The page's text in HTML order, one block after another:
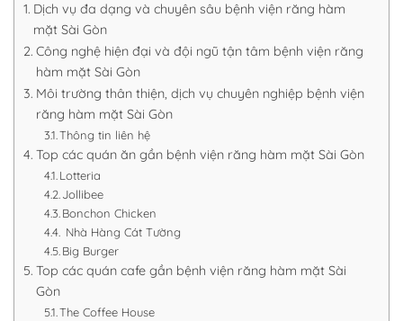
Dịch vụ đa dạng và chuyên sâu bệnh viện răng hàm
mặt Sài Gòn
Công nghệ hiện đại và đội ngũ tận tâm bệnh viện răng
hàm mặt Sài Gòn
Môi trường thân thiện, dịch vụ chuyên nghiệp bệnh viện
răng hàm mặt Sài Gòn
Thông tin liên hệ
Top các quán ăn gần bệnh viện răng hàm mặt Sài Gòn
Lotteria
Jollibee
Bonchon Chicken
Nhà Hàng Cát Tường
Big Burger
Top các quán cafe gần bệnh viện răng hàm mặt Sài
Gòn
The Coffee House